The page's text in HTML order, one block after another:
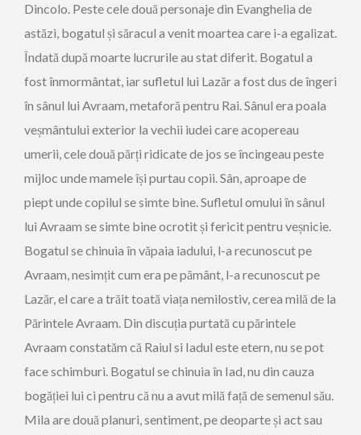
Dincolo. Peste cele două personaje din Evanghelia de
astăzi, bogatul și săracul a venit moartea care i-a egalizat.
Îndată după moarte lucrurile au stat diferit. Bogatul a
fost înmormântat, iar sufletul lui Lazăr a fost dus de îngeri
în sânul lui Avraam, metaforă pentru Rai. Sânul era poala
veșmântului exterior la vechii iudei care acopereau
umerii, cele două părți ridicate de jos se încingeau peste
mijloc unde mamele își purtau copii. Sân, aproape de
piept unde copilul se simte bine. Sufletul omului în sânul
lui Avraam se simte bine ocrotit și fericit pentru veșnicie.
Bogatul se chinuia în văpaia iadului, l-a recunoscut pe
Avraam, nesimțit cum era pe pământ, l-a recunoscut pe
Lazăr, el care a trăit toată viața nemilostiv, cerea milă de la
Părintele Avraam. Din discuția purtată cu părintele
Avraam constatăm că Raiul si Iadul este etern, nu se pot
face schimburi. Bogatul se chinuia în Iad, nu din cauza
bogăției lui ci pentru că nu a avut milă față de semenul său.
Mila are două planuri, sentiment, pe deoparte și act sau